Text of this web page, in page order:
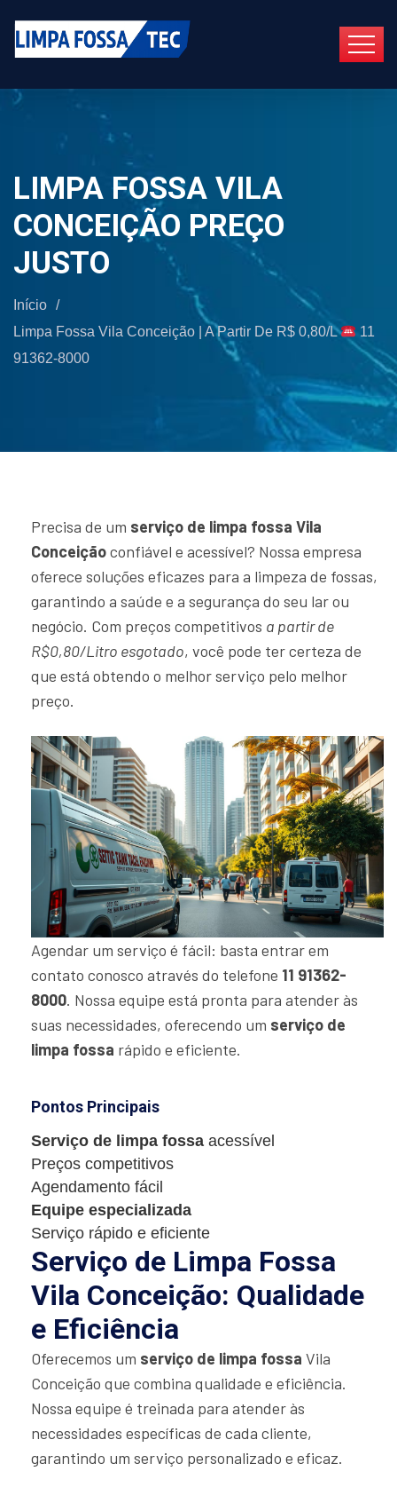
LIMPA FOSSA VILA
CONCEIÇÃO PREÇO
JUSTO
Início /
Limpa Fossa Vila Conceição | A Partir De R$ 0,80/L
11
91362-8000
Precisa de um serviço de limpa fossa Vila
Conceiçãoconfiável e acessível? Nossa empresa
oferece soluções eficazes para a limpeza de fossas,
garantindo a saúde e a segurança do seu lar ou
negócio. Com preços competitivos a partir de
R$0,80/Litro esgotado, você pode ter certeza de
que está obtendo o melhor serviço pelo melhor
preço.
Agendar um serviço é fácil: basta entrar em
contato conosco através do telefone 11 91362-
8000. Nossa equipe está pronta para atender às
suas necessidades, oferecendo um serviço de
limpa fossa rápido e eficiente.
Pontos Principais
Serviço de limpa fossa acessível
Preços competitivos
Agendamento fácil
Equipe especializada
Serviço rápido e eficiente
Serviço de Limpa Fossa
Vila Conceição: Qualidade
e Eficiência
Oferecemos um serviço de limpa fossa Vila
Conceição que combina qualidade e eficiência.
Nossa equipe é treinada para atender às
necessidades específicas de cada cliente,
garantindo um serviço personalizado e eficaz.